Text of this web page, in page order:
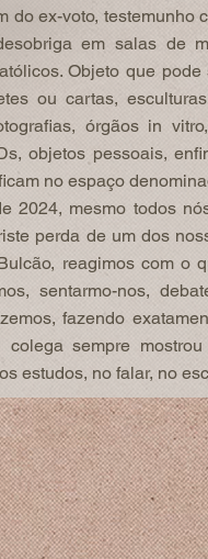
do ex-voto, testemunho
em salas de
Objeto que
ou cartas,
órgãos in
objetos pessoais,
no espaço
2024, mesmo todos
perda de um dos
reagimos com o
sentarmo-nos,
fazendo
colega sempre
estudos, no falar, no